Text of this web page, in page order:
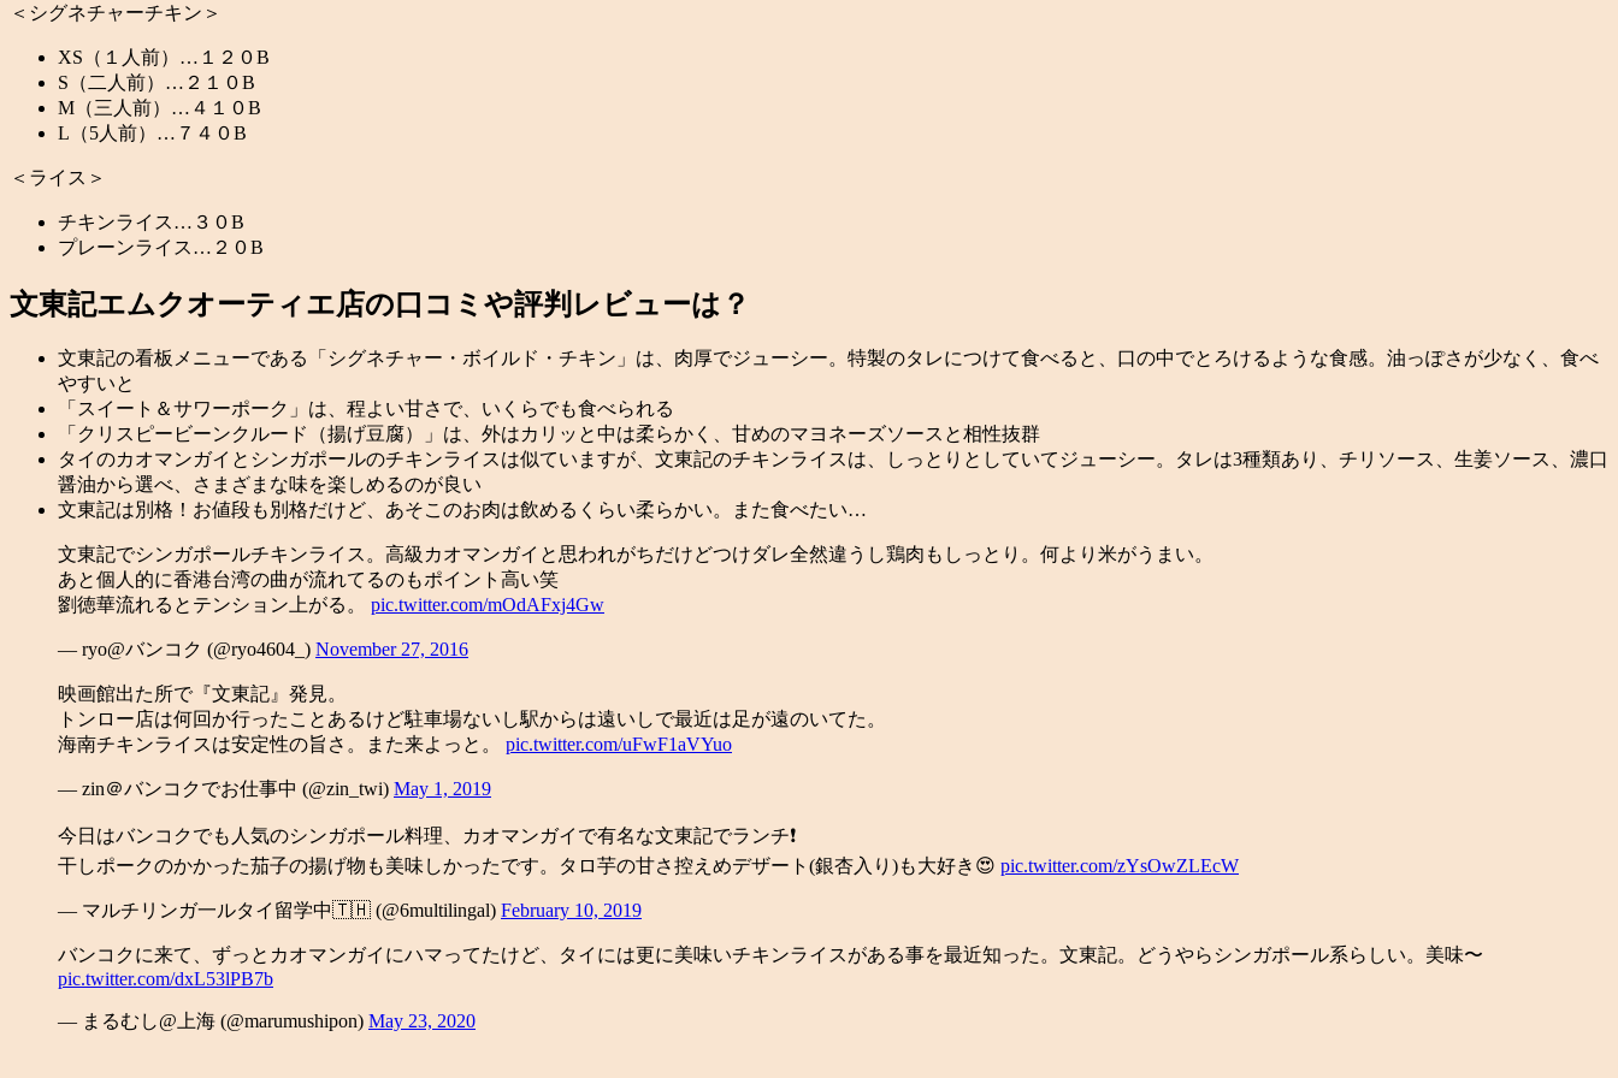
＜シグネチャーチキン＞
XS（１人前）…１２０B
S（二人前）…２１０B
M（三人前）…４１０B
L（5人前）…７４０B
＜ライス＞
チキンライス…３０B
プレーンライス…２０B
文東記エムクオーティエ店の口コミや評判レビューは？
文東記の看板メニューである「シグネチャー・ボイルド・チキン」は、肉厚でジューシー。特製のタレにつけて食べると、口の中でとろけるような食感。油っぽさが少なく、食べ
やすいと
「スイート＆サワーポーク」は、程よい甘さで、いくらでも食べられる
「クリスピービーンクルード（揚げ豆腐）」は、外はカリッと中は柔らかく、甘めのマヨネーズソースと相性抜群
タイのカオマンガイとシンガポールのチキンライスは似ていますが、文東記のチキンライスは、しっとりとしていてジューシー。タレは3種類あり、チリソース、生姜ソース、濃口
醤油から選べ、さまざまな味を楽しめるのが良い
文東記は別格！ お値段も別格だけど、あそこのお肉は飲めるくらい柔らかい。 また食べたい…
文東記でシンガポールチキンライス。高級カオマンガイと思われがちだけどつけダレ全然違うし鶏肉もしっとり。何より米がうまい。
あと個人的に香港台湾の曲が流れてるのもポイント高い笑
劉徳華流れるとテンション上がる。 pic.twitter.com/mOdAFxj4Gw
— ryo@バンコク (@ryo4604_) November 27, 2016
映画館出た所で『文東記』発見。
トンロー店は何回か行ったことあるけど駐車場ないし駅からは遠いしで最近は足が遠のいてた。
海南チキンライスは安定性の旨さ。また来よっと。 pic.twitter.com/uFwF1aVYuo
— zin＠バンコクでお仕事中 (@zin_twi) May 1, 2019
今日はバンコクでも人気のシンガポール料理、カオマンガイで有名な文東記でランチ❗️
干しポークのかかった茄子の揚げ物も美味しかったです。タロ芋の甘さ控えめデザート(銀杏入り)も大好き😍 pic.twitter.com/zYsOwZLEcW
— マルチリンガ一ルタイ留学中🇹🇭 (@6multilingal) February 10, 2019
バンコクに来て、ずっとカオマンガイにハマってたけど、タイには更に美味いチキンライスがある事を最近知った。文東記。どうやらシンガポール系らしい。美味〜
pic.twitter.com/dxL53lPB7b
— まるむし@上海 (@marumushipon) May 23, 2020